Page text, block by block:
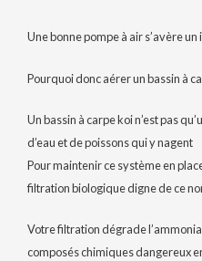
Une bonne pompe à air s’avère
Pourquoi donc aérer un bassin à
Un bassin à carpe koi n’est pas
d’eau et de poissons qui y nagent
Pour maintenir ce système en
filtration biologique digne de ce
Votre filtration dégrade
composés chimiques dangereux